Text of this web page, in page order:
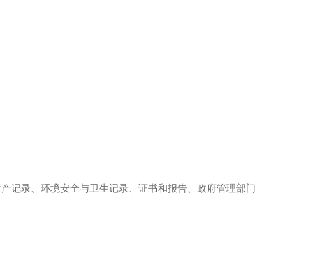
记录、环境安全与卫生记录、证书和报告、政府管理部门